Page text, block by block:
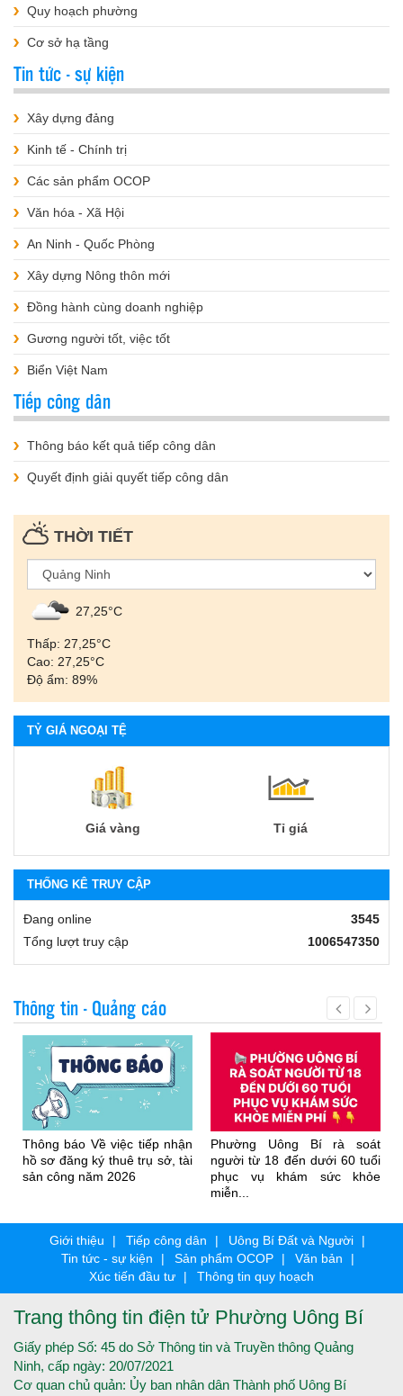
Quy hoạch phường
Cơ sở hạ tầng
Tin tức - sự kiện
Xây dựng đảng
Kinh tế - Chính trị
Các sản phẩm OCOP
Văn hóa - Xã Hội
An Ninh - Quốc Phòng
Xây dựng Nông thôn mới
Đồng hành cùng doanh nghiệp
Gương người tốt, việc tốt
Biển Việt Nam
Tiếp công dân
Thông báo kết quả tiếp công dân
Quyết định giải quyết tiếp công dân
THỜI TIẾT
27,25°С
Thấp: 27,25°С
Cao: 27,25°С
Độ ẩm: 89%
TỶ GIÁ NGOẠI TỆ
Giá vàng Tỉ giá
THỐNG KÊ TRUY CẬP
Đang online
3545
Tổng lượt truy cập
1006547350
Thông tin - Quảng cáo
Về việc tiếp nhận
ký thuê trụ sở, tài
năm 2026
Phường Uông Bí rà soát
người từ 18 đến dưới 60 tuổi
phục vụ khám sức khỏe
THƯ MỜI
SỞ, TÀI
2026
Giới thiệu Tiếp công dân
Uông Bí Đất và Người
Tin tức - sự kiện
Sản phẩm OCOP
Văn bản
Xúc tiến đầu tư
Thông tin quy hoạch
Trang thông tin điện tử Phường Uông Bí
Giấy phép Số: 45 do Sở Thông tin và Truyền thông Quảng
Ninh, cấp ngày: 20/07/2021
Cơ quan chủ quản: Ủy ban nhân dân Thành phố Uông Bí